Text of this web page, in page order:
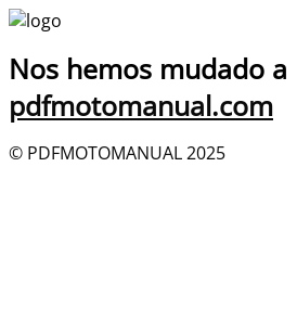
Nos hemos mudado a
pdfmotomanual.com
© PDFMOTOMANUAL 2025